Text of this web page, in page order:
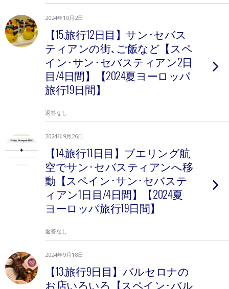
2024年10月2日
【15.旅行12日目】サン･セバス
ティアンの街､ご飯など【スペ
イン･サン･セバスティアン2日
目/4日間】【2024夏ヨーロッパ
旅行19日間】
返答なし
2024年9月26日
【14.旅行11日目】ブエリング航
空でサン･セバスティアンへ移
動【スペイン･サン･セバステ
ィアン1日目/4日間】【2024夏
ヨーロッパ旅行19日間】
返答なし
2024年9月18日
【13.旅行9日目】バルセロナの
お店いろいろ【スペイン･バル